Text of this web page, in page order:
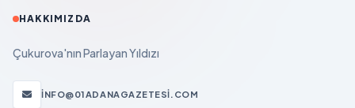
HAKKIMIZDA
Çukurova'nın Parlayan Yıldızı
INFO@01ADANAGAZETESI.COM